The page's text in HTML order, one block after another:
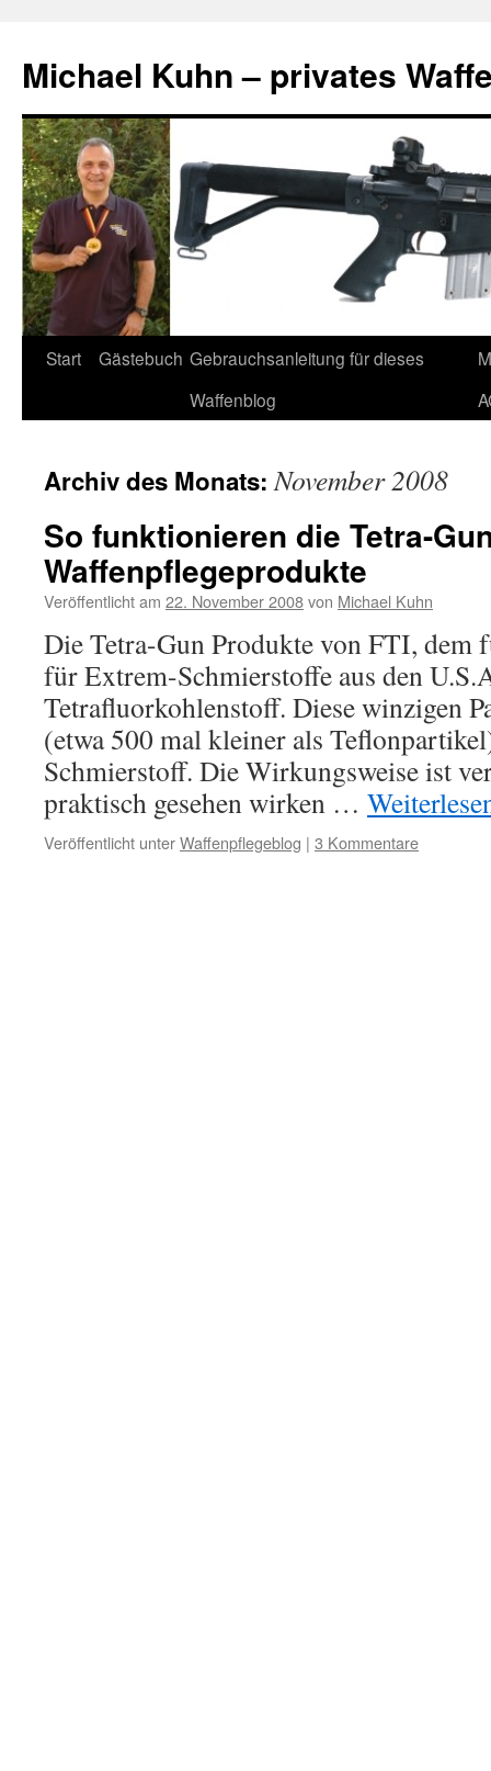
springen
Michael Kuhn – privates
Start Gästebuch Gebrauchsanleitung für dieses
Waffenblog
Archiv des Monats:November 2008
So funktionieren die Tetra-
Waffenpflegeprodukte
Veröffentlicht am 22. November 2008von Michael Kuhn
Die Tetra-Gun Produkte von FTI, dem
für Extrem-Schmierstoffe aus den
Tetrafluorkohlenstoff. Diese winzigen
(etwa 500 mal kleiner als
Schmierstoff. Die Wirkungsweise ist
praktisch gesehen wirken …
Veröffentlicht unterWaffenpflegeblog | 3 Kommentare